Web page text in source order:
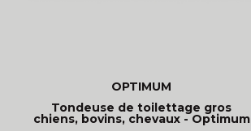
OPTIMUM
Tondeuse de toilettage gros
chiens, bovins, chevaux - Optimum